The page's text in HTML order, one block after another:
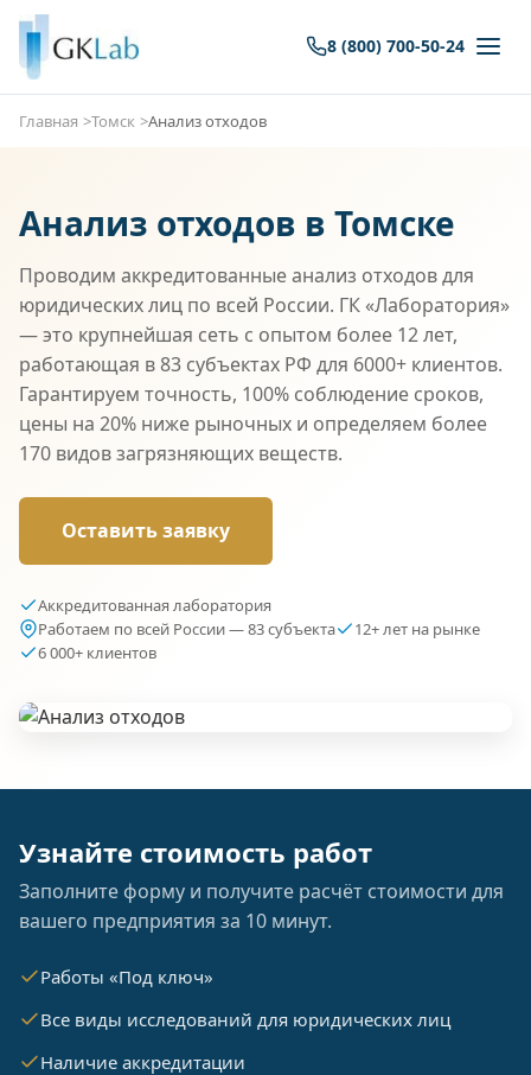
8 (800) 700-50-24
Главная Томск Анализ отходов
Анализ отходов в Томске
Проводим аккредитованные анализ отходов для
юридических лиц по всей России. ГК «Лаборатория»
— это крупнейшая сеть с опытом более 12 лет,
работающая в 83 субъектах РФ для 6000+ клиентов.
Гарантируем точность, 100% соблюдение сроков,
цены на 20% ниже рыночных и определяем более
170 видов загрязняющих веществ.
Оставить заявку
Аккредитованная лаборатория
Работаем по всей России — 83 субъекта
12+ лет на рынке
6 000+ клиентов
Узнайте стоимость работ
Заполните форму и получите расчёт стоимости для
вашего предприятия за 10 минут.
Работы «Под ключ»
Все виды исследований для юридических лиц
Наличие аккредитации